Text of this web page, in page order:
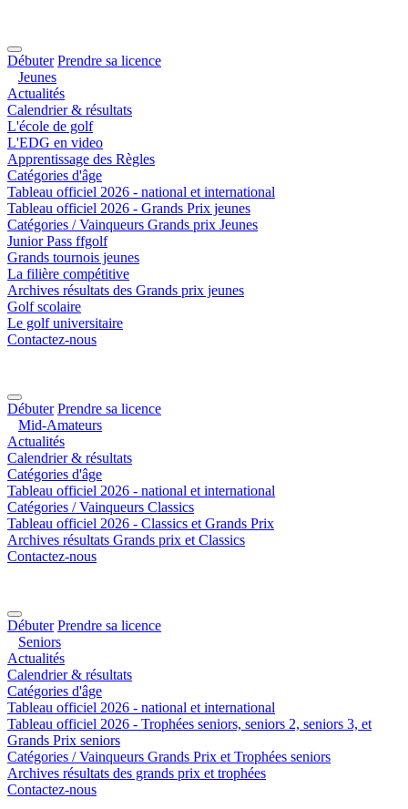
Débuter Prendre sa licence
Jeunes
Actualités
Calendrier & résultats
L'école de golf
L'EDG en video
Apprentissage des Règles
Catégories d'âge
Tableau officiel 2026 - national et international
Tableau officiel 2026 - Grands Prix jeunes
Catégories / Vainqueurs Grands prix Jeunes
Junior Pass ffgolf
Grands tournois jeunes
La filière compétitive
Archives résultats des Grands prix jeunes
Golf scolaire
Le golf universitaire
Contactez-nous
Débuter Prendre sa licence
Mid-Amateurs
Actualités
Calendrier & résultats
Catégories d'âge
Tableau officiel 2026 - national et international
Catégories / Vainqueurs Classics
Tableau officiel 2026 - Classics et Grands Prix
Archives résultats Grands prix et Classics
Contactez-nous
Débuter Prendre sa licence
Seniors
Actualités
Calendrier & résultats
Catégories d'âge
Tableau officiel 2026 - national et international
Tableau officiel 2026 - Trophées seniors, seniors 2, seniors 3, et
Grands Prix seniors
Catégories / Vainqueurs Grands Prix et Trophées seniors
Archives résultats des grands prix et trophées
Contactez-nous